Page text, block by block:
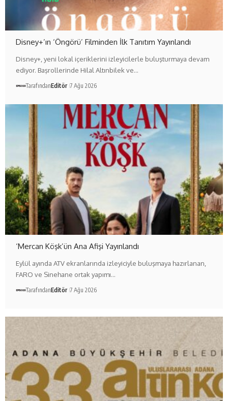
Disney+’ın ‘Öngörü’ Filminden İlk Tanıtım Yayınlandı
Disney+, yeni lokal içeriklerini izleyicilerle buluşturmaya devam
ediyor. Başrollerinde Hilal Altınbilek ve…
TarafındanEditör 7 Ağu 2026
‘Mercan Köşk’ün Ana Afişi Yayınlandı
Eylül ayında ATV ekranlarında izleyiciyle buluşmaya hazırlanan,
FARO ve Sinehane ortak yapımı…
TarafındanEditör 7 Ağu 2026